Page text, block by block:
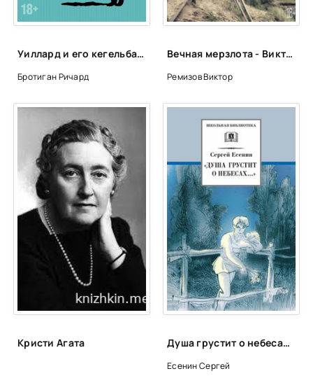
Уиллард и его кегельбанные призы. Несчастливая женщина - Ричард Бротиган
Бротиган Ричард
Вечная мерзлота - Виктор Ремизов
Ремизов Виктор
Кристи Агата Душа грустит о небесах... (стихотворения и поэмы) - Сергей Есенин
Есенин Сергей